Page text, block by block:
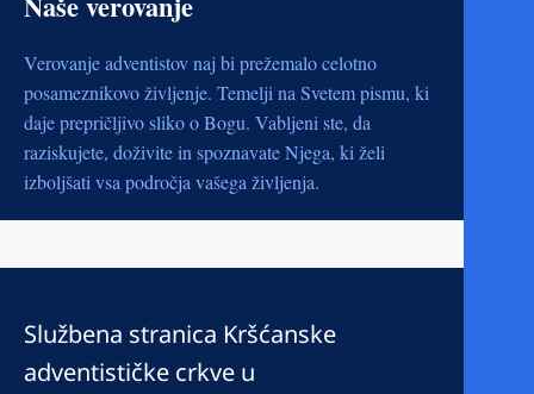
Verovanje adventistov naj bi prežemalo celotno
posameznikovo življenje. Temelji na Svetem pismu, ki
daje prepričljivo sliko o Bogu. Vabljeni ste, da
raziskujete, doživite in spoznavate Njega, ki želi
izboljšati vsa področja vašega življenja.
Službena stranica Kršćanske
adventističke crkve u